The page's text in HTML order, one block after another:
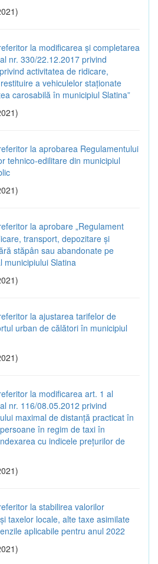
la modificarea și completarea
nr. 330/22.12.2017 privind
activitatea de ridicare,
a vehiculelor staționate
carosabilă în municipiul Slatina”
la aprobarea Regulamentului
tehnico-edilitare din municipiul
la aprobare „Regulament
transport, depozitare și
stăpân sau abandonate pe
municipiului Slatina
la ajustarea tarifelor de
urban de călători în municipiul
la modificarea art. 1 al
nr. 116/08.05.2012 privind
maximal de distanță practicat în
în regim de taxi în
cu indicele prețurilor de
la stabilirea valorilor
taxelor locale, alte taxe asimilate
aplicabile pentru anul 2022